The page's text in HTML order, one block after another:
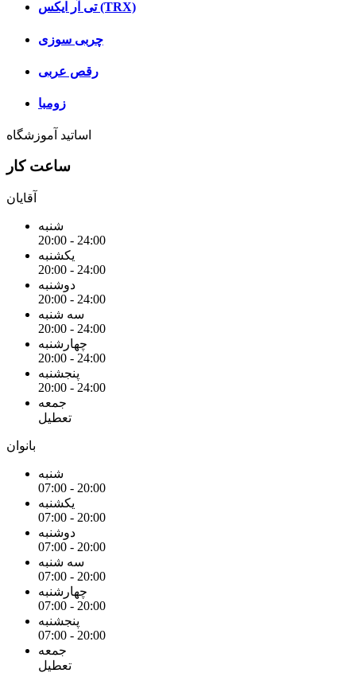
تی آر ایکس (TRX)
چربی سوزی
رقص عربی
زومبا
اساتید آموزشگاه
ساعت کار
آقایان
شنبه
20:00 - 24:00
یکشنبه
20:00 - 24:00
دوشنبه
20:00 - 24:00
سه شنبه
20:00 - 24:00
چهارشنبه
20:00 - 24:00
پنجشنبه
20:00 - 24:00
جمعه
تعطیل
بانوان
شنبه
07:00 - 20:00
یکشنبه
07:00 - 20:00
دوشنبه
07:00 - 20:00
سه شنبه
07:00 - 20:00
چهارشنبه
07:00 - 20:00
پنجشنبه
07:00 - 20:00
جمعه
تعطیل